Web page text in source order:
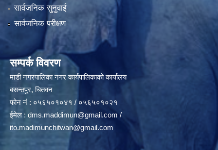
सार्वजनिक सुनुवाई
सार्वजनिक परीक्षण
सम्पर्क विवरण
माडी नगरपालिका नगर कार्यपालिकाको कार्यालय
बसन्तपुर, चितवन
फोन नं : ०५६५०१०४१ / ०५६५०१०२१
ईमेल : dms.maddimun@gmail.com/
ito.madimunchitwan@gmail.com